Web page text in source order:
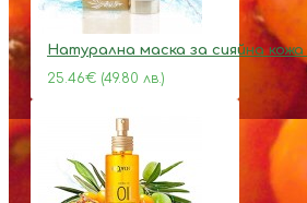
Натурална маска за сияйна
25.46€ (49.80 лв.)